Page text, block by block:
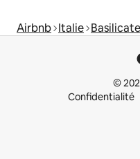
Airbnb Italie Basilicate
©
Confidentialité